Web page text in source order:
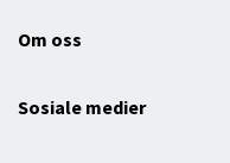
Om oss
Sosiale medier